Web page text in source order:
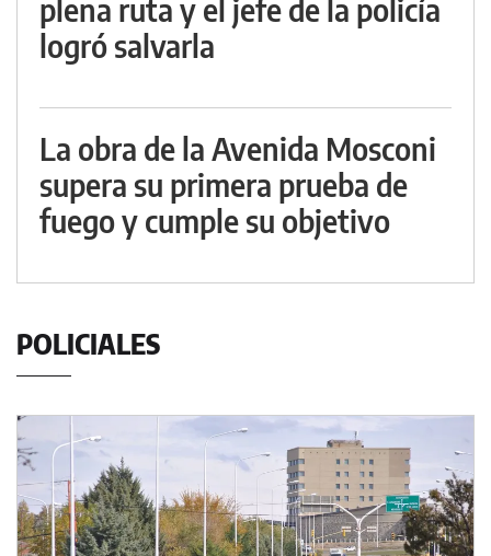
plena ruta y el jefe de la policía
logró salvarla
La obra de la Avenida Mosconi
supera su primera prueba de
fuego y cumple su objetivo
POLICIALES